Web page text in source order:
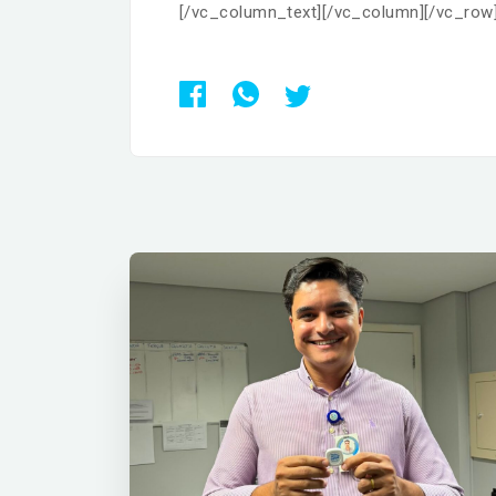
[/vc_column_text][/vc_column][/